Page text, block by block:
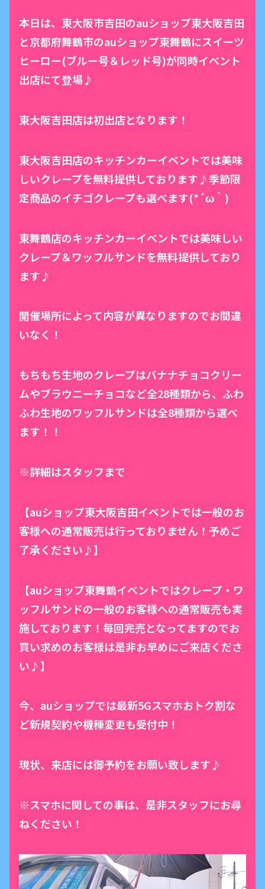
本日は、東大阪市吉田のauショップ東大阪吉田
と京都府舞鶴市のauショップ東舞鶴にスイーツ
ヒーロー(ブルー号＆レッド号)が同時イベント
出店にて登場♪
東大阪吉田店は初出店となります！
東大阪吉田店のキッチンカーイベントでは美味
しいクレープを無料提供しております♪季節限
定商品のイチゴクレープも選べます(*´ω｀)
東舞鶴店のキッチンカーイベントでは美味しい
クレープ＆ワッフルサンドを無料提供しており
ます♪
開催場所によって内容が異なりますのでお間違
いなく！
もちもち生地のクレープはバナナチョコクリー
ムやブラウニーチョコなど全28種類から、ふわ
ふわ生地のワッフルサンドは全8種類から選べ
ます！！
※詳細はスタッフまで
【auショップ東大阪吉田イベントでは一般のお
客様への通常販売は行っておりません！予めご
了承ください♪】
【auショップ東舞鶴イベントではクレープ・ワ
ッフルサンドの一般のお客様への通常販売も実
施しております！毎回完売となってますのでお
買い求めのお客様は是非お早めにご来店くださ
い♪】
今、auショップでは最新5Gスマホおトク割な
ど新規契約や機種変更も受付中！
現状、来店には御予約をお願い致します♪
※スマホに関しての事は、是非スタッフにお尋
ねください！